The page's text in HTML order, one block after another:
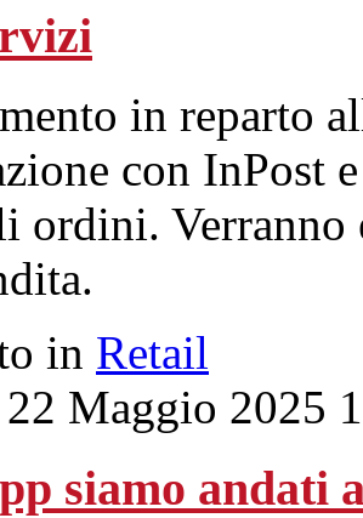
in reparto
con InPost
ordini. Verranno
in Retail
Maggio 2025
siamo andati